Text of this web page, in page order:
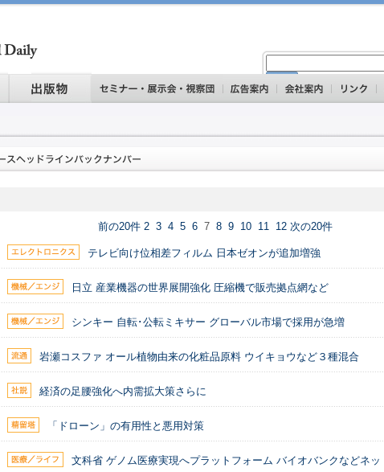
前の20件 2 3 4 5 6 7 8 9 10 11 12 次の20件
テレビ向け位相差フィルム 日本ゼオンが追加増強
日立 産業機器の世界展開強化 圧縮機で販売拠点網など
シンキー 自転･公転ミキサー グローバル市場で採用が急増
岩瀬コスファ オール植物由来の化粧品原料 ウイキョウなど３種混合
経済の足腰強化へ内需拡大策さらに
「ドローン」の有用性と悪用対策
文科省 ゲノム医療実現へプラットフォーム バイオバンクなどネッ